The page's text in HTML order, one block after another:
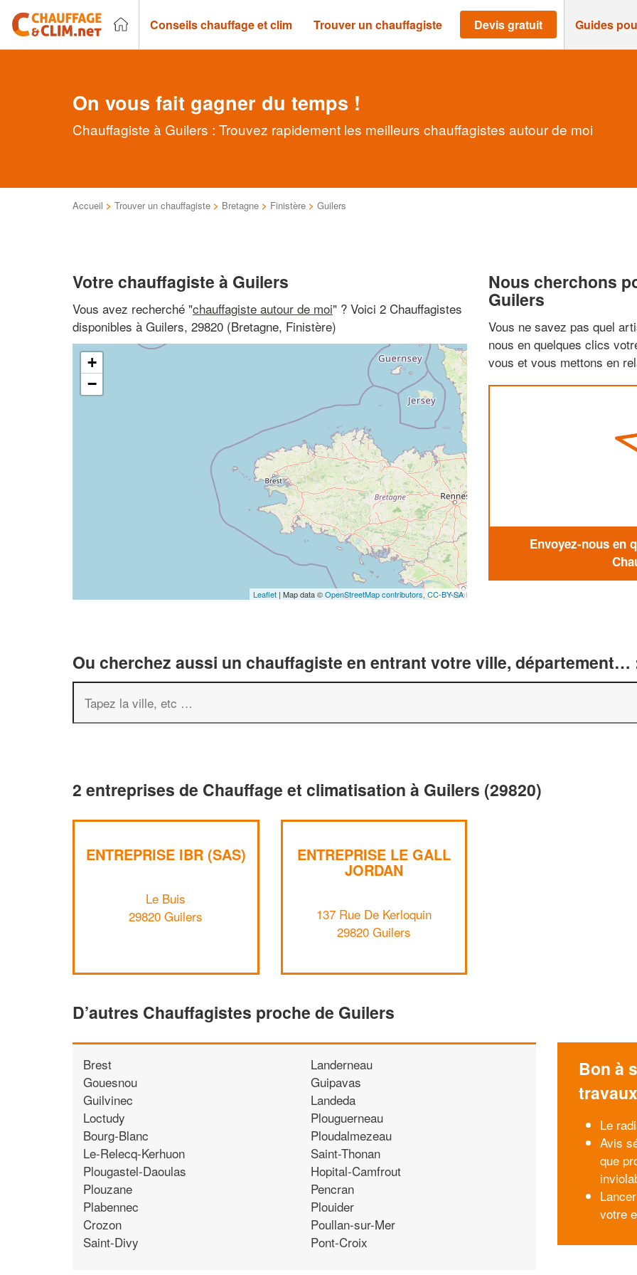
Conseils chauffage et clim Trouver un chauffagiste Devis gratuit Guides
On vous fait gagner du temps !
Chauffagiste à Guilers : Trouvez rapidement les meilleurs chauffagistes autour de moi
Accueil > Trouver un chauffagiste > Bretagne > Finistère > Guilers
Votre chauffagiste à Guilers
Vous avez recherché "chauffagiste autour de moi" ? Voici 2 Chauffagistes
disponibles à Guilers, 29820 (Bretagne, Finistère)
+
−
Leaflet | Map data ©OpenStreetMap contributors,CC-BY-SA
Nous cherchons
Guilers
Vous ne savez pas quel
nous en quelques clics
vous et vous mettons en
Envoyez-nous en
Ou cherchez aussi un chauffagiste en entrant votre ville, département…
2 entreprises de Chauffage et climatisation à Guilers (29820)
ENTREPRISE IBR (SAS)
Le Buis
29820 Guilers
ENTREPRISE LE GALL
JORDAN
137 Rue De Kerloquin
29820 Guilers
D’autres Chauffagistes proche de Guilers
Brest
Gouesnou
Guilvinec
Loctudy
Bourg-Blanc
Le-Relecq-Kerhuon
Plougastel-Daoulas
Plouzane
Plabennec
Crozon
Saint-Divy
Landerneau
Guipavas
Landeda
Plouguerneau
Ploudalmezeau
Saint-Thonan
Hopital-Camfrout
Pencran
Plouider
Poullan-sur-Mer
Pont-Croix
Bon à
travaux
Le
Avis
que
votre